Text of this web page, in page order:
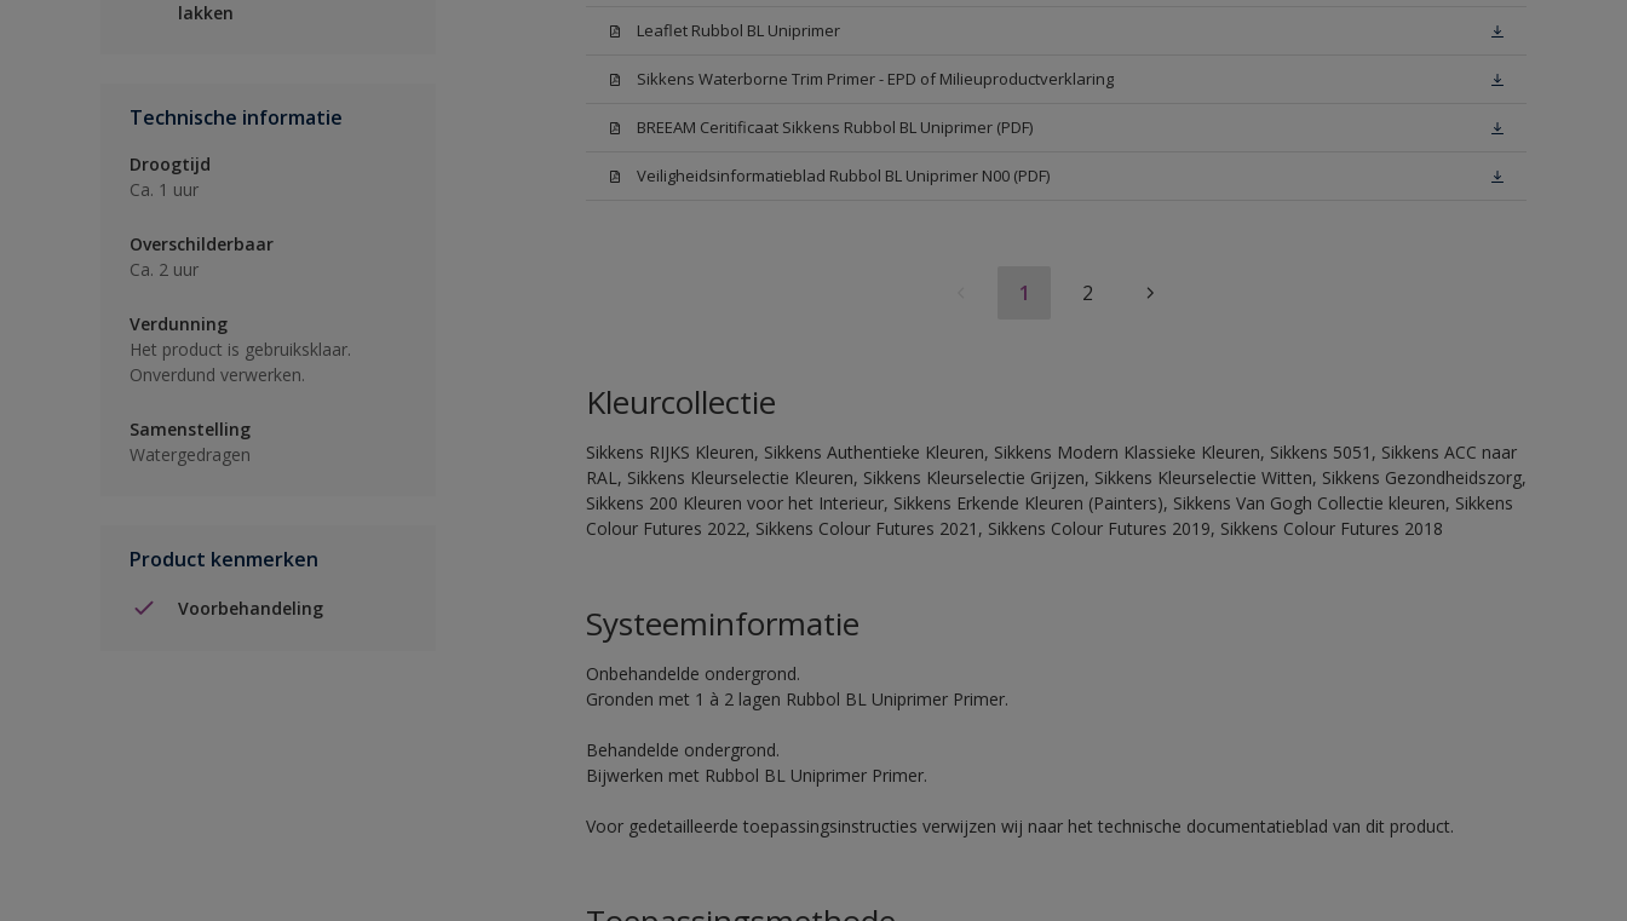
lakken
Technische informatie
Droogtijd
Ca. 1 uur
Overschilderbaar
Ca. 2 uur
Verdunning
Het product is gebruiksklaar.
Onverdund verwerken.
Samenstelling
Watergedragen
Product kenmerken
Voorbehandeling
Leaflet Rubbol BL Uniprimer
Sikkens Waterborne Trim Primer - EPD of Milieuproductverklaring
BREEAM Ceritificaat Sikkens Rubbol BL Uniprimer (PDF)
Veiligheidsinformatieblad Rubbol BL Uniprimer N00 (PDF)
1 2
Kleurcollectie
Sikkens RIJKS Kleuren, Sikkens Authentieke Kleuren, Sikkens Modern Klassieke Kleuren, Sikkens 5051, Sikkens ACC naar
RAL, Sikkens Kleurselectie Kleuren, Sikkens Kleurselectie Grijzen, Sikkens Kleurselectie Witten, Sikkens Gezondheidszorg,
Sikkens 200 Kleuren voor het Interieur, Sikkens Erkende Kleuren (Painters), Sikkens Van Gogh Collectie kleuren, Sikkens
Colour Futures 2022, Sikkens Colour Futures 2021, Sikkens Colour Futures 2019, Sikkens Colour Futures 2018
Systeeminformatie
Onbehandelde ondergrond.
Gronden met 1 à 2 lagen Rubbol BL Uniprimer Primer.
Behandelde ondergrond.
Bijwerken met Rubbol BL Uniprimer Primer.
Voor gedetailleerde toepassingsinstructies verwijzen wij naar het technische documentatieblad van dit product.